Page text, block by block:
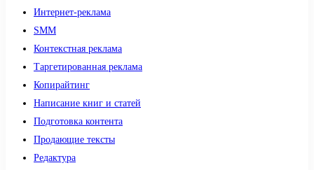
Интернет-реклама
SMM
Контекстная реклама
Таргетированная реклама
Копирайтинг
Написание книг и статей
Подготовка контента
Продающие тексты
Редактура